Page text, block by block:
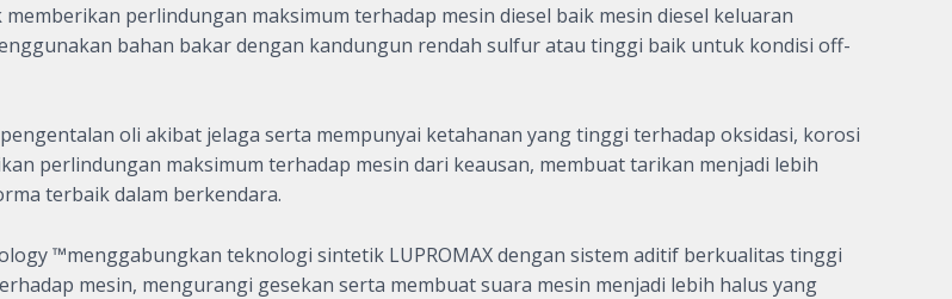
perlindungan maksimum terhadap mesin diesel baik mesin diesel keluaran
bahan bakar dengan kandungun rendah sulfur atau tinggi baik untuk kondisi off-
pengentalan oli akibat jelaga serta mempunyai ketahanan yang tinggi terhadap oksidasi, korosi
perlindungan maksimum terhadap mesin dari keausan, membuat tarikan menjadi lebih
terbaik dalam berkendara.
™menggabungkan teknologi sintetik LUPROMAX dengan sistem aditif berkualitas tinggi
mesin, mengurangi gesekan serta membuat suara mesin menjadi lebih halus yang